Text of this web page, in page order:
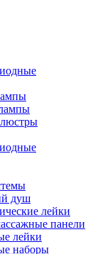
душ
лейки
панели
лейки
наборы